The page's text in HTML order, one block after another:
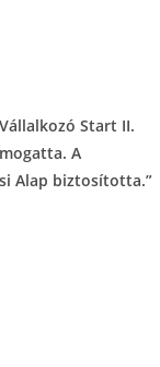
Start II.
A
Alap biztosította.”